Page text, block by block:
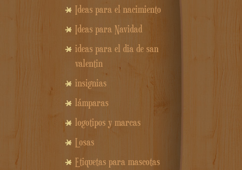
Ideas para el nacimiento
Ideas para Navidad
ideas para el dia de san
valentin
insignias
lámparas
logotipos y marcas
Losas
Etiquetas para mascotas